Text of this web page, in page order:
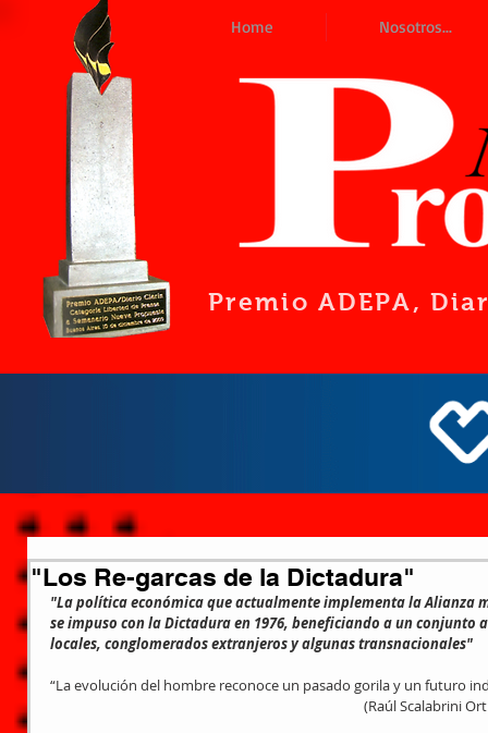
Home Nosotros...
Premio ADEPA,
"Los Re-garcas de la Dictadura"
"La política económica que actualmente implementa la Alianza
se impuso con la Dictadura en 1976, beneficiando a un conjunto
locales, conglomerados extranjeros y algunas transnacionales"
“La evolución del hombre reconoce un pasado gorila y un futuro
(Raúl